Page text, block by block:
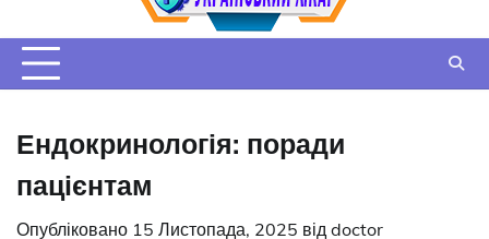
Ендокринологія: поради
пацієнтам
Опубліковано 15 Листопада, 2025 від doctor